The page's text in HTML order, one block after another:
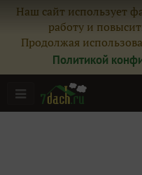
Наш сайт использует
работу и
Продолжая
Политикой